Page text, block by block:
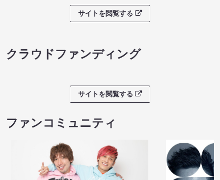
サイトを閲覧する
クラウドファンディング
サイトを閲覧する
ファンコミュニティ